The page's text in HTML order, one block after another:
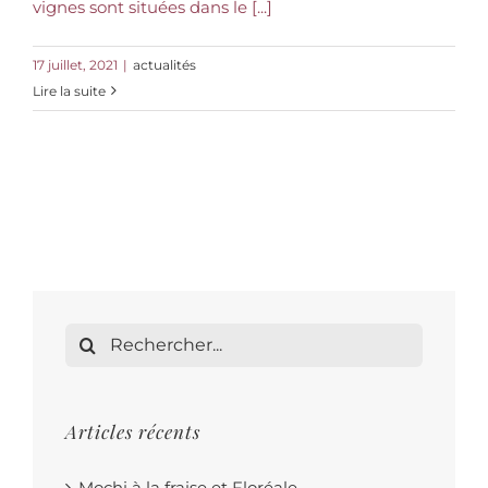
vignes sont situées dans le [...]
17 juillet, 2021 | actualités
Lire la suite
Rechercher:
Articles récents